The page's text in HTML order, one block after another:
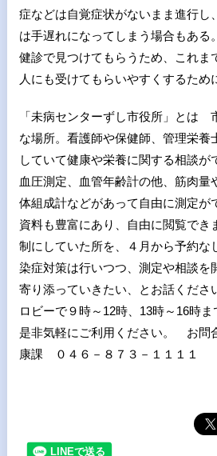
症などは自覚症状がないまま進行し
は手遅れになってしまう場合もある
健診で見つけてもらうため、これま
人にも受けてもらいやすくするため
「未病センターずし市役所」とは
な場所。看護師や保健師、管理栄養
していて健康や栄養に関する相談が
血圧測定、血管年齢計の他、筋肉量
体組成計などがあって自由に測定が
資料も豊富にあり、自由に閲覧でき
制にしていた所を、４月から予約な
染症対策は行いつつ、測定や相談を
寄り添っていきたい、とお話くださ
ロビーで９時～12時、13時～16時ま
是非気軽にご利用ください。 お
康課 ０４６－８７３－１１１１